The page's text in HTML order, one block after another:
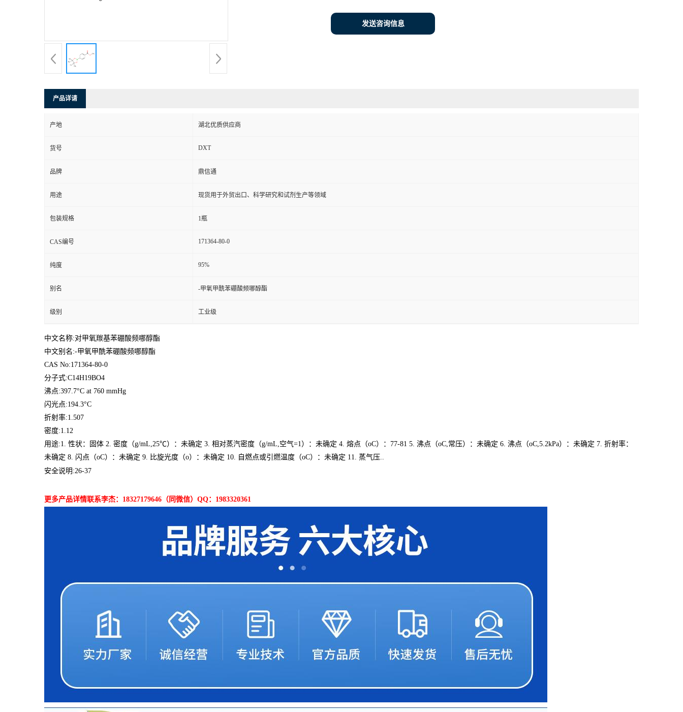
发送咨询信息
产品详请
产地 湖北优质供应商
货号 DXT
品牌 鼎信通
用途 现货用于外贸出口、科学研究和试剂生产等领域
包装规格 1瓶
CAS编号 171364-80-0
纯度 95%
别名 -甲氧甲酰苯硼酸频哪醇酯
级别 工业级
中文名称:对甲氧羰基苯硼酸频哪醇酯
中文别名:-甲氧甲酰苯硼酸频哪醇酯
CAS No:171364-80-0
分子式:C14H19BO4
沸点:397.7°C at 760 mmHg
闪光点:194.3°C
折射率:1.507
密度:1.12
用途:1. 性状：固体 2. 密度（g/mL,25℃）：未确定 3. 相对蒸汽密度（g/mL,空气=1）：未确定 4. 熔点（oC）：77-81 5. 沸点（oC,常压）：未确定 6. 沸点（oC,5.2kPa）：未确定 7. 折射率：
未确定 8. 闪点（oC）：未确定 9. 比旋光度（o）：未确定 10. 自燃点或引燃温度（oC）：未确定 11. 蒸气压..
安全说明:26-37
更多产品详情联系李杰：18327179646（同微信）QQ：1983320361